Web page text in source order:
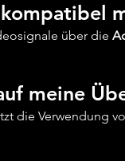
über die
meine
die Verwendung